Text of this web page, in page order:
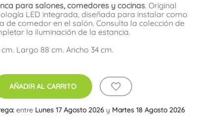
para salones, comedores y cocinas. Original
LED integrada, diseñada para instalar como
de comedor en el salón. Consulta la colección de
la iluminación de la estancia.
Largo 88 cm. Ancho 34 cm.
AÑADIR AL CARRITO
entre Lunes 17 Agosto 2026 y Martes 18 Agosto 2026